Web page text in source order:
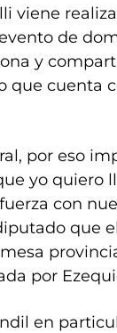
viene
de
y
que cuenta
por eso
yo quiero
con
que
por
en